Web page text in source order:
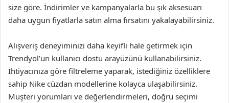
size göre. İndirimler ve kampanyalarla bu şık aksesuarı
daha uygun fiyatlarla satın alma fırsatını yakalayabilirsiniz.
Alışveriş deneyiminizi daha keyifli hale getirmek için
Trendyol’un kullanıcı dostu arayüzünü kullanabilirsiniz.
İhtiyacınıza göre filtreleme yaparak, istediğiniz özelliklere
sahip Nike cüzdan modellerine kolayca ulaşabilirsiniz.
Müşteri yorumları ve değerlendirmeleri, doğru seçimi